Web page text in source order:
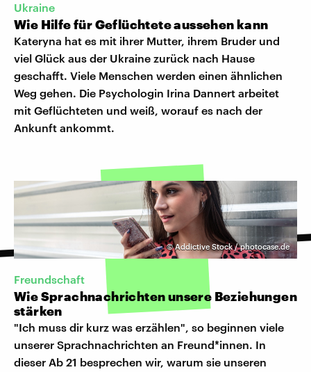
Ukraine
Wie Hilfe für Geflüchtete aussehen kann
Kateryna hat es mit ihrer Mutter, ihrem Bruder und
viel Glück aus der Ukraine zurück nach Hause
geschafft. Viele Menschen werden einen ähnlichen
Weg gehen. Die Psychologin Irina Dannert arbeitet
mit Geflüchteten und weiß, worauf es nach der
Ankunft ankommt.
©Addictive Stock / photocase.de
Freundschaft
Wie Sprachnachrichten unsere Beziehungen
stärken
"Ich muss dir kurz was erzählen", so beginnen viele
unserer Sprachnachrichten an Freund*innen. In
dieser Ab 21 besprechen wir, warum sie unseren